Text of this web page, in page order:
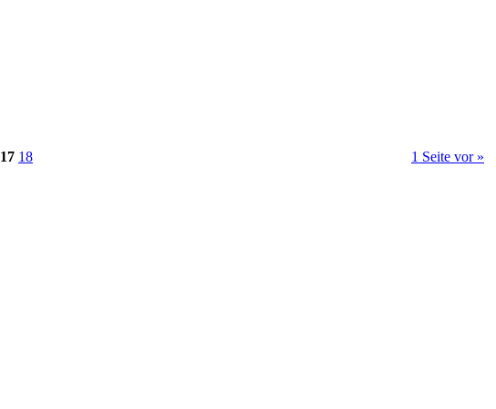
17 18 1 Seite vor »